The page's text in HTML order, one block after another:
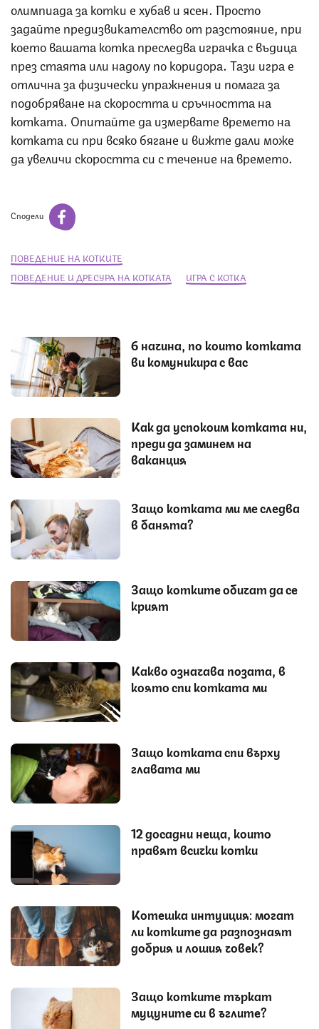
олимпиада за котки е хубав и ясен. Просто
задайте предизвикателство от разстояние, при
което вашата котка преследва играчка с въдица
през стаята или надолу по коридора. Тази игра е
отлична за физически упражнения и помага за
подобряване на скоростта и сръчността на
котката. Опитайте да измервате времето на
котката си при всяко бягане и вижте дали може
да увеличи скоростта си с течение на времето.
Сподели
ПОВЕДЕНИЕ НА КОТКИТЕ
ПОВЕДЕНИЕ И ДРЕСУРА НА КОТКАТА
ИГРА С КОТКА
6 начина, по които котката
ви комуникира с вас
Как да успокоим котката ни,
преди да заминем на
ваканция
Защо котката ми ме следва
в банята?
Защо котките обичат да се
крият
Какво означава позата, в
която спи котката ми
Защо котката спи върху
главата ми
12 досадни неща, които
правят всички котки
Котешка интуиция: могат
ли котките да разпознаят
добрия и лошия човек?
Защо котките търкат
муцуните си в ъглите?